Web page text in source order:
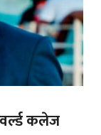
वर्ल्ड कलेज